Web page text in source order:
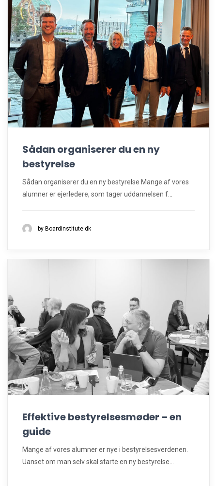
Sådan organiserer du en ny
bestyrelse
Sådan organiserer du en ny bestyrelse Mange af vores
alumner er ejerledere, som tager uddannelsen f...
by Boardinstitute.dk
Effektive bestyrelsesmøder – en
guide
Mange af vores alumner er nye i bestyrelsesverdenen.
Uanset om man selv skal starte en ny bestyrelse...